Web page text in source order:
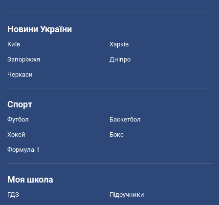
Новини України
Київ Харків
Запоріжжя Дніпро
Черкаси
Спорт
Футбол Баскетбол
Хокей Бокс
Формула-1
Моя школа
ГДЗ Підручники